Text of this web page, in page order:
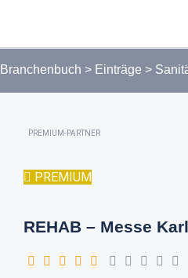
Branchenbuch > Einträge >
PREMIUM-PARTNER
PREMIUM
REHAB – Messe